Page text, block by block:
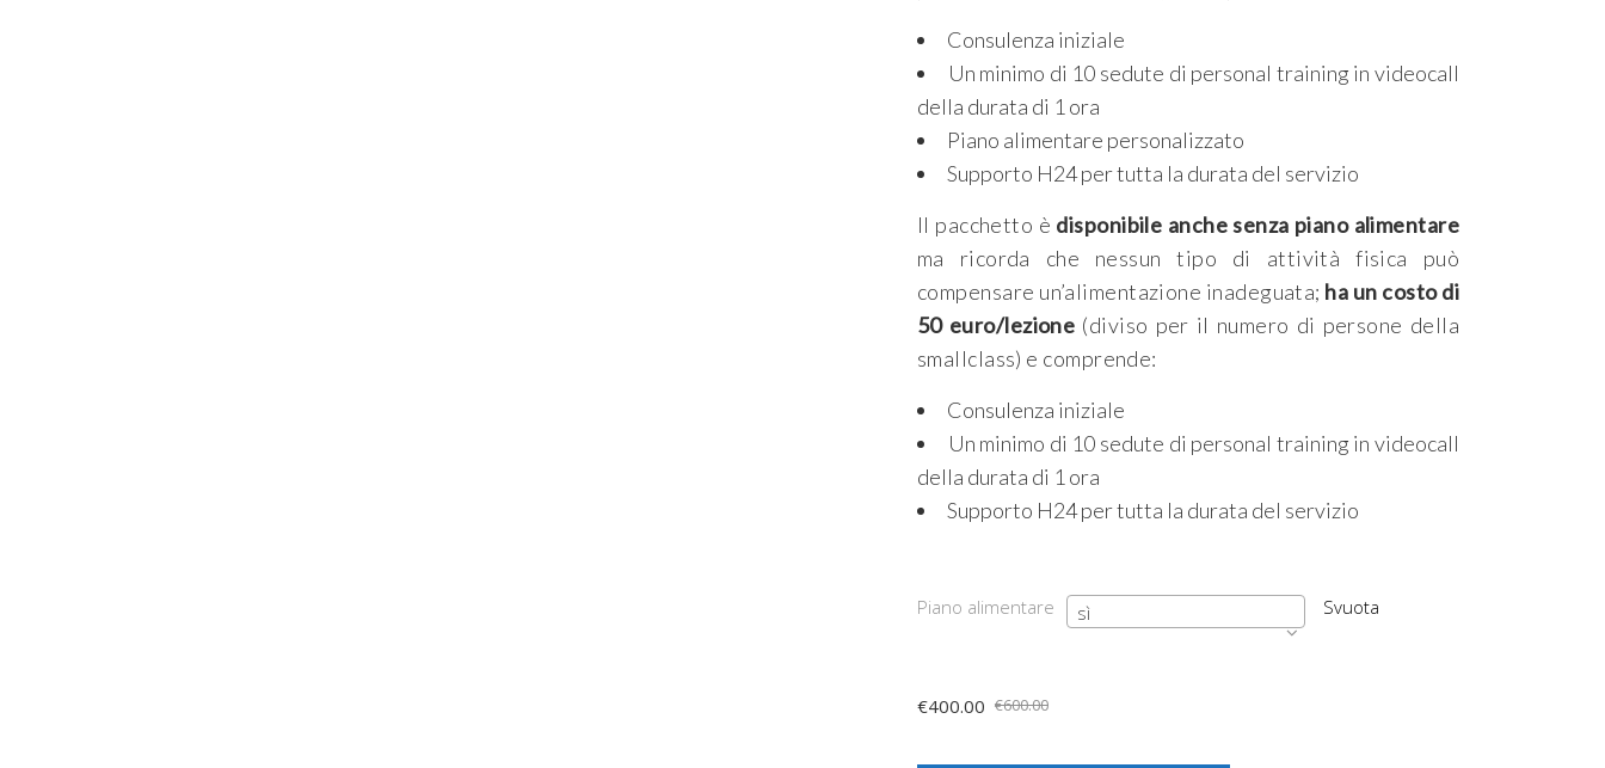
Consulenza iniziale
Un minimo di 10 sedute di personal training in videocall
della durata di 1 ora
Piano alimentare personalizzato
Supporto H24 per tutta la durata del servizio
Il pacchetto è disponibile anche senza piano alimentare
ma ricorda che nessun tipo di attività fisica può
compensare un’alimentazione inadeguata; ha un costo di
50 euro/lezione (diviso per il numero di persone della
smallclass) e comprende:
Consulenza iniziale
Un minimo di 10 sedute di personal training in videocall
della durata di 1 ora
Supporto H24 per tutta la durata del servizio
Piano alimentare sì Svuota
€600.00
€400.00